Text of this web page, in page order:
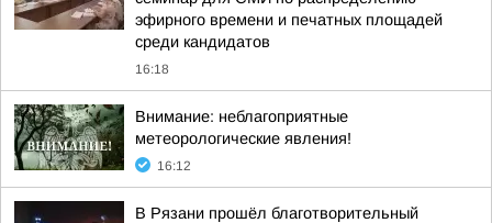
эфирного времени и печатных площадей
среди кандидатов
16:18
Внимание: неблагоприятные
метеорологические явления!
16:12
В Рязани прошёл благотворительный